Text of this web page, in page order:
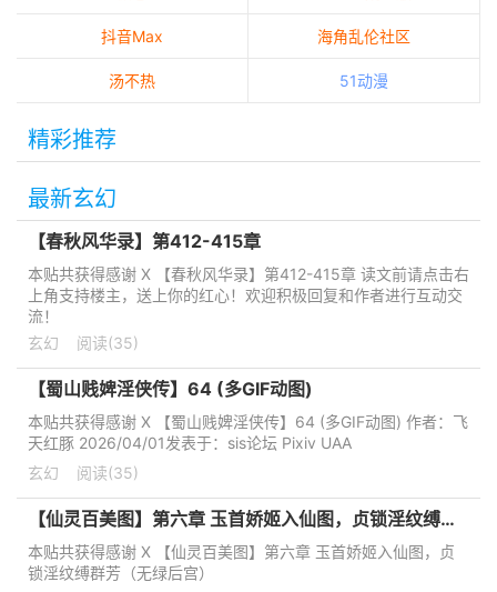
抖音Max 海角乱伦社区
汤不热 51动漫
精彩推荐
最新玄幻
【春秋风华录】第412-415章
本贴共获得感谢 X 【春秋风华录】第412-415章 读文前请点击右
上角支持楼主，送上你的红心！欢迎积极回复和作者进行互动交
流！
玄幻
阅读(35)
【蜀山贱婢淫侠传】64 (多GIF动图)
本贴共获得感谢 X 【蜀山贱婢淫侠传】64 (多GIF动图) 作者：飞
天红豚 2026/04/01发表于：sis论坛 Pixiv UAA
玄幻
阅读(35)
【仙灵百美图】第六章 玉首娇姬入仙图，贞锁淫纹缚群芳（无绿后宫）
本贴共获得感谢 X 【仙灵百美图】第六章 玉首娇姬入仙图，贞
锁淫纹缚群芳（无绿后宫）